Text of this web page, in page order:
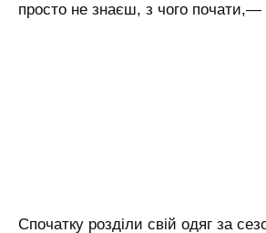
просто не знаєш, з чого почати,—
Спочатку розділи свій одяг за